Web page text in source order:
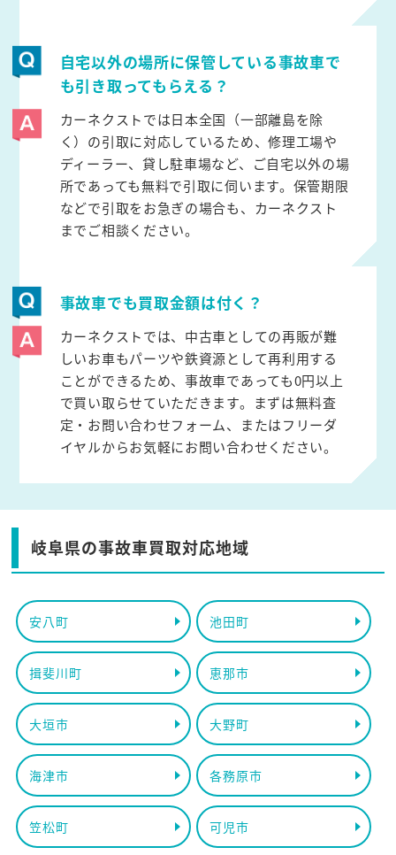
自宅以外の場所に保管している事故車で
も引き取ってもらえる？
カーネクストでは日本全国（一部離島を除
く）の引取に対応しているため、修理工場や
ディーラー、貸し駐車場など、ご自宅以外の場
所であっても無料で引取に伺います。保管期限
などで引取をお急ぎの場合も、カーネクスト
までご相談ください。
事故車でも買取金額は付く？
カーネクストでは、中古車としての再販が難
しいお車もパーツや鉄資源として再利用する
ことができるため、事故車であっても0円以上
で買い取らせていただきます。まずは無料査
定・お問い合わせフォーム、またはフリーダ
イヤルからお気軽にお問い合わせください。
岐阜県の事故車買取対応地域
安八町 池田町
揖斐川町 恵那市
大垣市 大野町
海津市 各務原市
笠松町 可児市